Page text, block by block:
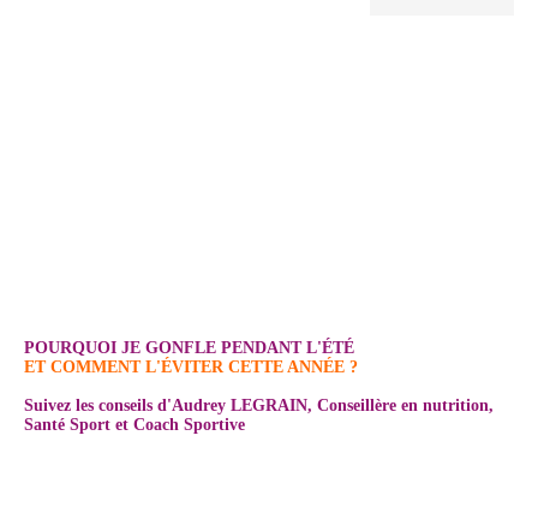
POURQUOI JE GONFLE PENDANT L'ÉTÉ
ET COMMENT L'ÉVITER CETTE ANNÉE ?
Suivez les conseils d'Audrey LEGRAIN, Conseillère en nutrition,
Santé Sport et Coach Sportive